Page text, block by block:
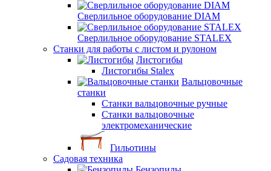
Сверлильное оборудование DIAM
Сверлильное оборудование STALEX
Станки для работы с листом и рулоном
Листогибы
Листогибы Stalex
Вальцовочные
станки
Станки вальцовочные ручные
Станки вальцовочные
электромеханические
Гильотины
Садовая техника